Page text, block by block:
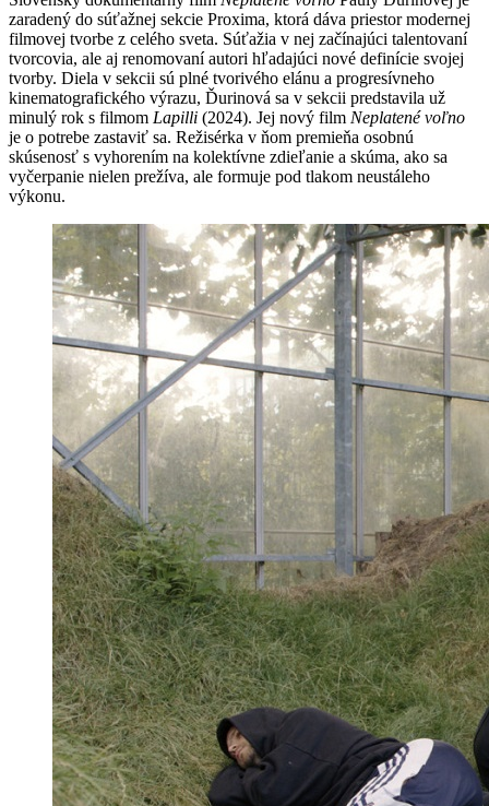
zaradený do súťažnej sekcie Proxima, ktorá dáva priestor modernej
filmovej tvorbe z celého sveta. Súťažia v nej začínajúci talentovaní
tvorcovia, ale aj renomovaní autori hľadajúci nové definície svojej
tvorby. Diela v sekcii sú plné tvorivého elánu a progresívneho
kinematografického výrazu, Ďurinová sa v sekcii predstavila už
minulý rok s filmom Lapilli (2024). Jej nový film Neplatené voľno
je o potrebe zastaviť sa. Režisérka v ňom premieňa osobnú
skúsenosť s vyhorením na kolektívne zdieľanie a skúma, ako sa
vyčerpanie nielen prežíva, ale formuje pod tlakom neustáleho
výkonu.